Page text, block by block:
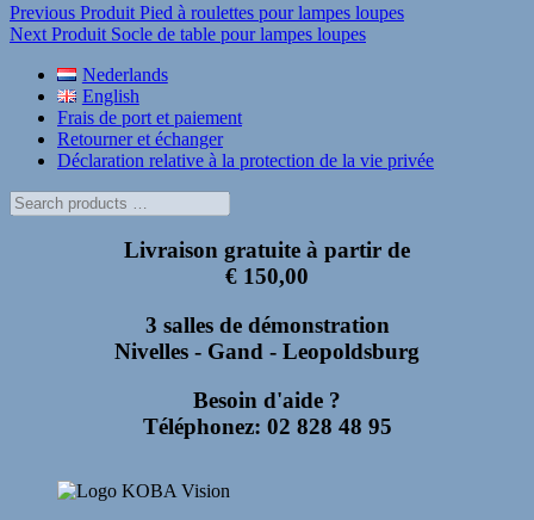
Navigation
de
l’article
Previous Produit Pied à roulettes pour lampes loupes
Next Produit Socle de table pour lampes loupes
Nederlands
English
Frais de port et paiement
Retourner et échanger
Déclaration relative à la protection de la vie privée
Search
products
Livraison gratuite à partir de
€ 150,00
3 salles de démonstration
Nivelles - Gand - Leopoldsburg
Besoin d'aide ?
Téléphonez: 02 828 48 95